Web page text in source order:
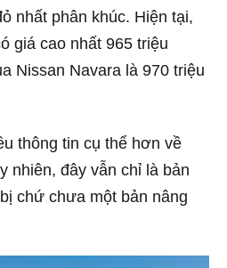
nhất phân khúc. Hiện tại,
giá cao nhất 965 triệu
Nissan Navara là 970 triệu
thông tin cụ thể hơn về
nhiên, đây vẫn chỉ là bản
chứ chưa một bản nâng